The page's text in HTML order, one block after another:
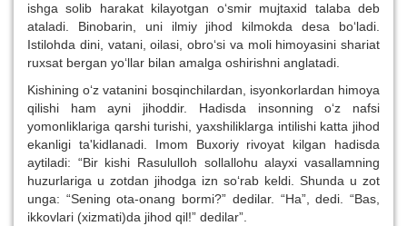
ishga solib harakat kilayotgan o‘smir mujtaxid talaba deb
ataladi. Binobarin, uni ilmiy jihod kilmokda desa bo‘ladi.
Istilohda dini, vatani, oilasi, obro‘si va moli himoyasini shariat
ruxsat bergan yo‘llar bilan amalga oshirishni anglatadi.
Kishining o‘z vatanini bosqinchilardan, isyonkorlardan himoya
qilishi ham ayni jihoddir. Hadisda insonning o‘z nafsi
yomonliklariga qarshi turishi, yaxshiliklarga intilishi katta jihod
ekanligi ta'kidlanadi. Imom Buxoriy rivoyat kilgan hadisda
aytiladi: “Bir kishi Rasululloh sollallohu alayxi vasallamning
huzurlariga u zotdan jihodga izn so‘rab keldi. Shunda u zot
unga: “Sening ota-onang bormi?” dedilar. “Ha”, dedi. “Bas,
ikkovlari (xizmati)da jihod qil!” dedilar”.